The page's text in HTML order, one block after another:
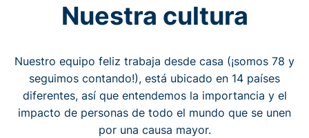
Nuestra cultura
Nuestro equipo feliz trabaja desde casa (¡somos 78 y
seguimos contando!), está ubicado en 14 países
diferentes, así que entendemos la importancia y el
impacto de personas de todo el mundo que se unen
por una causa mayor.